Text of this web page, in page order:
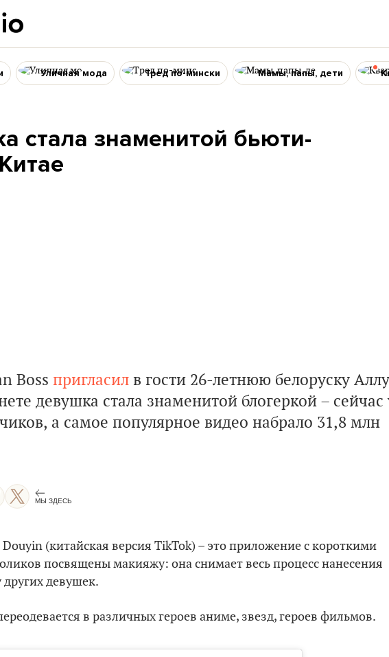
Уличная мода Тред по-мински Мамы, папы, дети
стала знаменитой бьюти-
Boss пригласил в гости 26-летнюю белоруску
девушка стала знаменитой блогеркой – сейчас
а самое популярное видео набрало 31,8 млн
МЫ ЗДЕСЬ
(китайская версия TikTok) – это приложение с короткими
посвящены макияжу: она снимает весь процесс нанесения
девушек.
в различных героев аниме, звезд, героев фильмов.